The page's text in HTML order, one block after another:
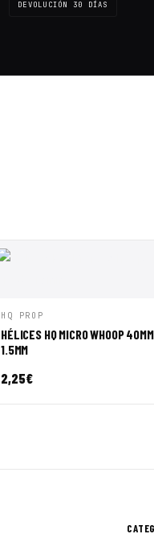
DEVOLUCIÓN 30 DÍAS
VISTA RÁPIDA
HQ PROP
HÉLICES HQ MICRO WHOOP
1.5MM
2,25€